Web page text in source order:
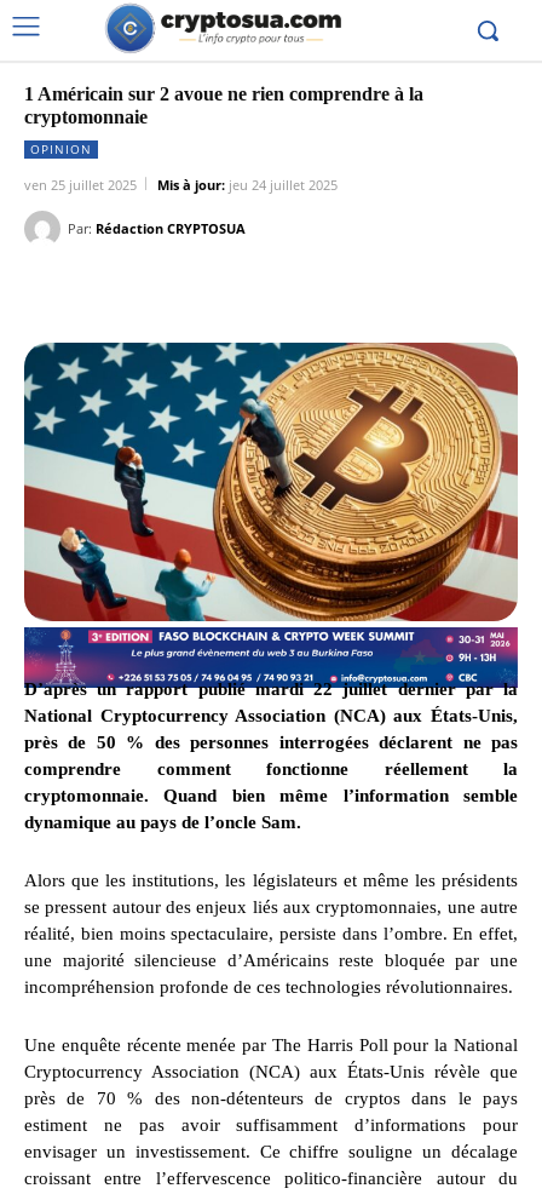
1 Américain sur 2 avoue ne rien comprendre à la
cryptomonnaie
OPINION
ven 25 juillet 2025 Mis à jour: jeu 24 juillet 2025
Par: Rédaction CRYPTOSUA
D’après un rapport publié mardi 22 juillet dernier par la
National Cryptocurrency Association (NCA) aux États-Unis,
près de 50 % des personnes interrogées déclarent ne pas
comprendre comment fonctionne réellement la
cryptomonnaie. Quand bien même l’information semble
dynamique au pays de l’oncle Sam.
Alors que les institutions, les législateurs et même les présidents
se pressent autour des enjeux liés aux cryptomonnaies, une autre
réalité, bien moins spectaculaire, persiste dans l’ombre. En effet,
une majorité silencieuse d’Américains reste bloquée par une
incompréhension profonde de ces technologies révolutionnaires.
Une enquête récente menée par The Harris Poll pour la National
Cryptocurrency Association (NCA) aux États-Unis révèle que
près de 70 % des non-détenteurs de cryptos dans le pays
estiment ne pas avoir suffisamment d’informations pour
envisager un investissement. Ce chiffre souligne un décalage
croissant entre l’effervescence politico-financière autour du